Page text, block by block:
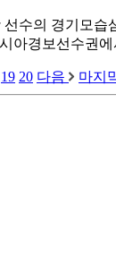
수의 경기모습
아경보선수권
19 20 다음 마지